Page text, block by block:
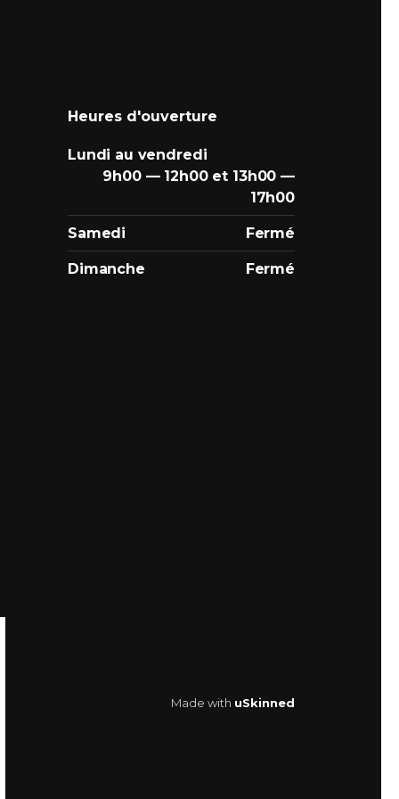
Heures d'ouverture
Lundi au vendredi
9h00 — 12h00 et 13h00 —
17h00
Samedi Fermé
Dimanche Fermé
Made with uSkinned